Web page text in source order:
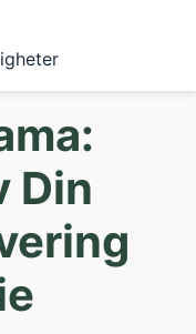
Din